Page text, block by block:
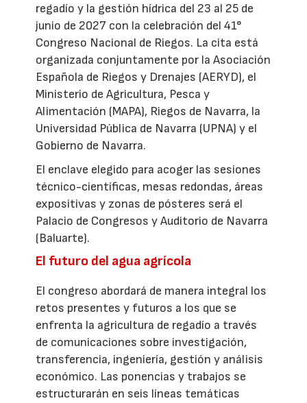
regadío y la gestión hídrica del 23 al 25 de
junio de 2027 con la celebración del 41°
Congreso Nacional de Riegos. La cita está
organizada conjuntamente por la Asociación
Española de Riegos y Drenajes (AERYD), el
Ministerio de Agricultura, Pesca y
Alimentación (MAPA), Riegos de Navarra, la
Universidad Pública de Navarra (UPNA) y el
Gobierno de Navarra.
El enclave elegido para acoger las sesiones
técnico-científicas, mesas redondas, áreas
expositivas y zonas de pósteres será el
Palacio de Congresos y Auditorio de Navarra
(Baluarte).
El futuro del agua agrícola
El congreso abordará de manera integral los
retos presentes y futuros a los que se
enfrenta la agricultura de regadío a través
de comunicaciones sobre investigación,
transferencia, ingeniería, gestión y análisis
económico. Las ponencias y trabajos se
estructurarán en seis líneas temáticas